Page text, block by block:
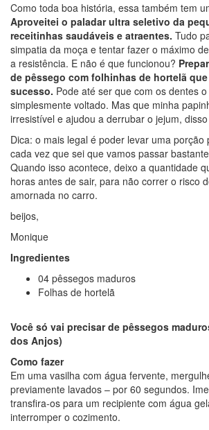
Como toda boa história, essa também tem
Aproveitei o paladar ultra seletivo da
receitinhas saudáveis e atraentes. Tudo
simpatia da moça e tentar fazer o máximo
a resistência. E não é que funcionou?
de pêssego com folhinhas de hortelã
sucesso. Pode até ser que com os dentes
simplesmente voltado. Mas que minha
irresistível e ajudou a derrubar o jejum,
Dica: o mais legal é poder levar uma porção
cada vez que sei que vamos passar
Quando isso acontece, deixo a quantidade
horas antes de sair, para não correr o risco
amornada no carro.
beijos,
Monique
Ingredientes
04 pêssegos maduros
Folhas de hortelã
Você só vai precisar de pêssegos
dos Anjos)
Como fazer
Em uma vasilha com água fervente,
previamente lavados – por 60 segundos.
transfira-os para um recipiente com água
interromper o cozimento.